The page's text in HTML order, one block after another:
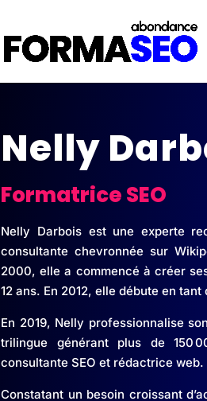
Nelly
Formatrice SEO
​Nelly Darbois est une experte
consultante chevronnée sur
2000, elle a commencé à créer
12 ans. En 2012, elle débute en
En 2019, Nelly professionnalise
trilingue générant plus de 150
consultante SEO et rédactrice web.
Constatant un besoin croissant